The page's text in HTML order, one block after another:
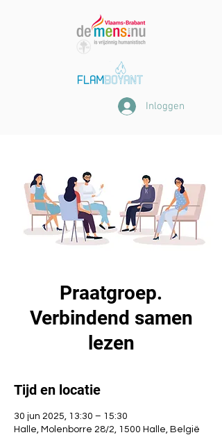
Inloggen
Praatgroep.
Verbindend samen
lezen
Tijd en locatie
30 jun 2025, 13:30 – 15:30
Halle, Molenborre 28/2, 1500 Halle, België